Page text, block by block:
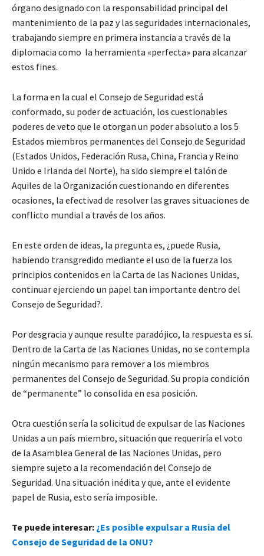
órgano designado con la responsabilidad principal del
mantenimiento de la paz y las seguridades internacionales,
trabajando siempre en primera instancia a través de la
diplomacia como la herramienta «perfecta» para alcanzar
estos fines.
La forma en la cual el Consejo de Seguridad está
conformado, su poder de actuación, los cuestionables
poderes de veto que le otorgan un poder absoluto a los 5
Estados miembros permanentes del Consejo de Seguridad
(Estados Unidos, Federación Rusa, China, Francia y Reino
Unido e Irlanda del Norte), ha sido siempre el talón de
Aquiles de la Organización cuestionando en diferentes
ocasiones, la efectivad de resolver las graves situaciones de
conflicto mundial a través de los años.
En este orden de ideas, la pregunta es, ¿puede Rusia,
habiendo transgredido mediante el uso de la fuerza los
principios contenidos en la Carta de las Naciones Unidas,
continuar ejerciendo un papel tan importante dentro del
Consejo de Seguridad?.
Por desgracia y aunque resulte paradójico, la respuesta es sí.
Dentro de la Carta de las Naciones Unidas, no se contempla
ningún mecanismo para remover a los miembros
permanentes del Consejo de Seguridad. Su propia condición
de “permanente” lo consolida en esa posición.
Otra cuestión sería la solicitud de expulsar de las Naciones
Unidas a un país miembro, situación que requeriría el voto
de la Asamblea General de las Naciones Unidas, pero
siempre sujeto a la recomendación del Consejo de
Seguridad. Una situación inédita y que, ante el evidente
papel de Rusia, esto sería imposible.
Te puede interesar: ¿Es posible expulsar a Rusia del
Consejo de Seguridad de la ONU?